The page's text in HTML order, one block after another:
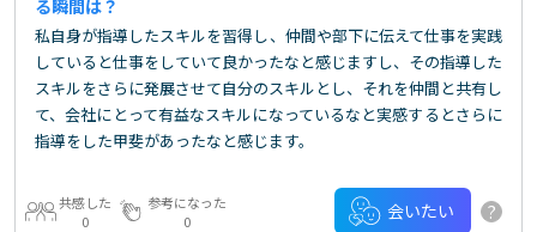
る瞬間は？
私自身が指導したスキルを習得し、仲間や部下に伝えて仕事を実践
していると仕事をしていて良かったなと感じますし、その指導した
スキルをさらに発展させて自分のスキルとし、それを仲間と共有し
て、会社にとって有益なスキルになっているなと実感するとさらに
指導をした甲斐があったなと感じます。
共感した
0
参考になった
0
会いたい ?